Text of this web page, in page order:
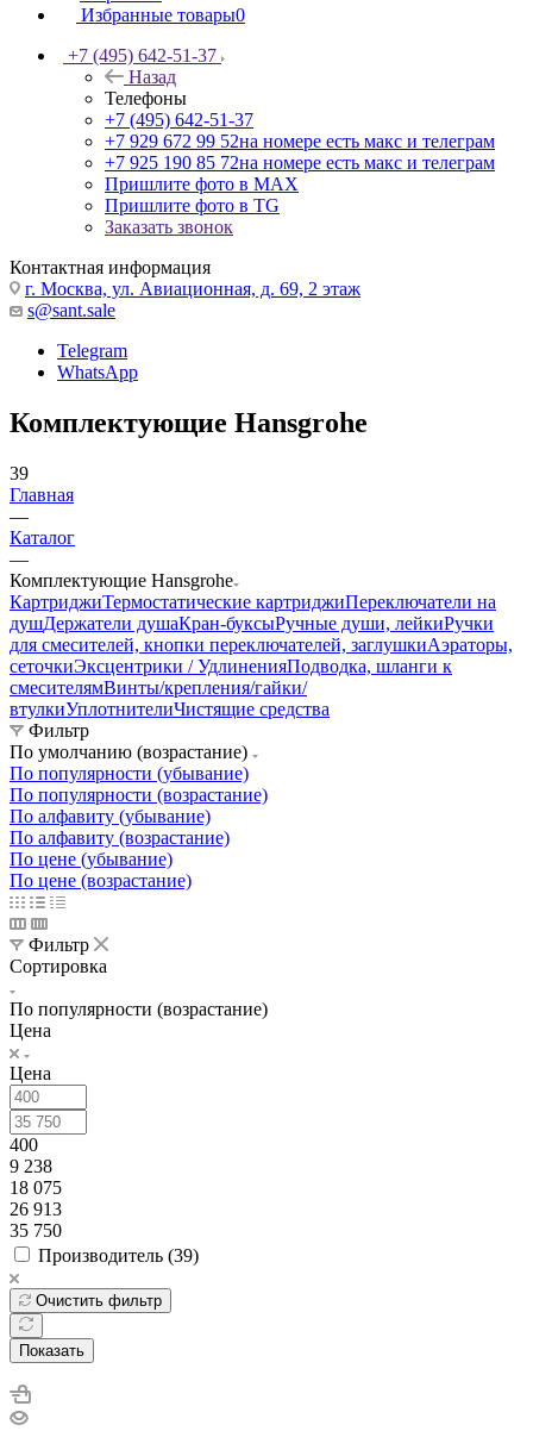
Избранные товары0
+7 (495) 642-51-37
Назад
Телефоны
+7 (495) 642-51-37
+7 929 672 99 52на номере есть макс и телеграм
+7 925 190 85 72на номере есть макс и телеграм
Пришлите фото в MAX
Пришлите фото в TG
Заказать звонок
Контактная информация
г. Москва, ул. Авиационная, д. 69, 2 этаж
s@sant.sale
Telegram
WhatsApp
Комплектующие Hansgrohe
39
Главная
—
Каталог
—
Комплектующие Hansgrohe
КартриджиТермостатические картриджиПереключатели на
душДержатели душаКран-буксыРучные души, лейкиРучки
для смесителей, кнопки переключателей, заглушкиАэраторы,
сеточкиЭксцентрики / УдлиненияПодводка, шланги к
смесителямВинты/крепления/гайки/
втулкиУплотнителиЧистящие средства
Фильтр
По умолчанию (возрастание)
По популярности (убывание)
По популярности (возрастание)
По алфавиту (убывание)
По алфавиту (возрастание)
По цене (убывание)
По цене (возрастание)
Фильтр
Сортировка
По популярности (возрастание)
Цена
Цена
400
9 238
18 075
26 913
35 750
Производитель (39)
Очистить фильтр
Показать